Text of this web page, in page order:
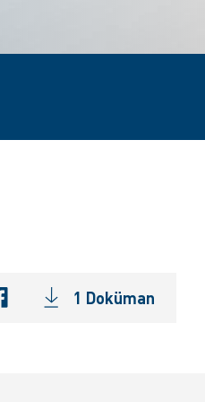
1 Doküman